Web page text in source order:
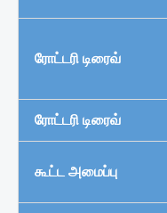
ரோட்டரி டிரைவ்
ரோட்டரி டிரைவ்
கூட்ட அமைப்பு